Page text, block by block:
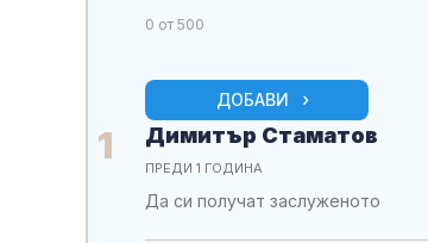
0 от 500
ДОБАВИ
1 Димитър Стаматов
ПРЕДИ 1 ГОДИНА
Да си получат заслуженото